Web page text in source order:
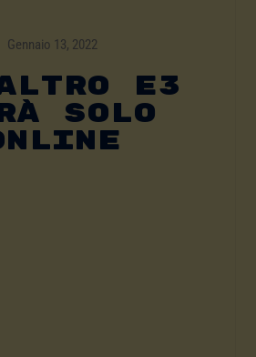
Gennaio 13, 2022
E3
Solo